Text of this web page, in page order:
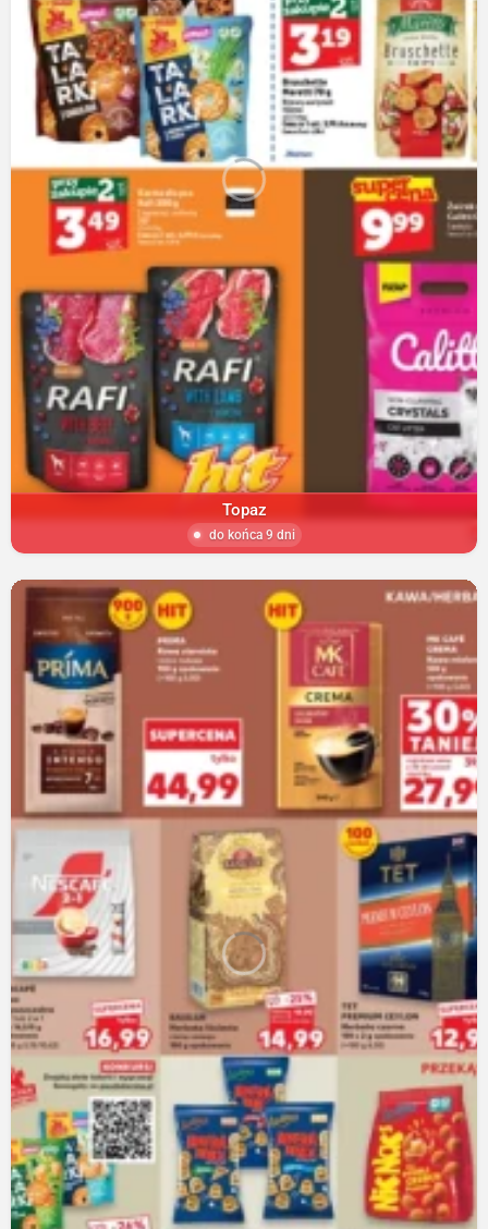
Topaz
do końca 9 dni